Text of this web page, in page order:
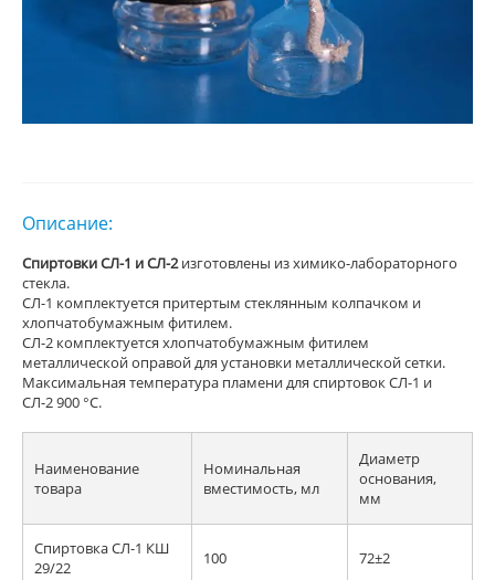
Описание:
Спиртовки СЛ-1 и СЛ-2изготовлены из химико-лабораторного
стекла.
СЛ-1 комплектуется притертым стеклянным колпачком и
хлопчатобумажным фитилем.
СЛ-2 комплектуется хлопчатобумажным фитилем
металлической оправой для установки металлической сетки.
Максимальная температура пламени для спиртовок СЛ-1 и
СЛ-2 900 °С.
Наименование
товара
Номинальная
вместимость, мл
Диаметр
основания,
мм
Спиртовка СЛ-1 КШ
29/22
100 72±2